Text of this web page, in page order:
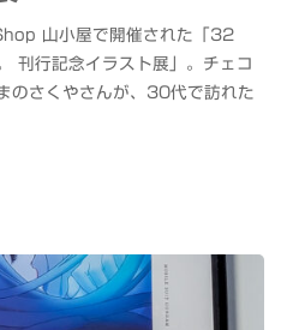
山小屋で開催された「32
刊行記念イラスト展」。チェコ
のさくやさんが、30代で訪れた